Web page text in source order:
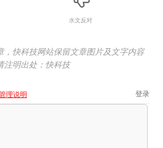
水文反对
，快科技网站保留文章图片及文字内容
注明出处：快科技
理说明 登录